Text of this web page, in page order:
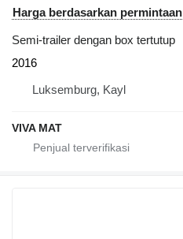
Harga berdasarkan permintaan
Semi-trailer dengan box tertutup
2016
Luksemburg, Kayl
VIVA MAT